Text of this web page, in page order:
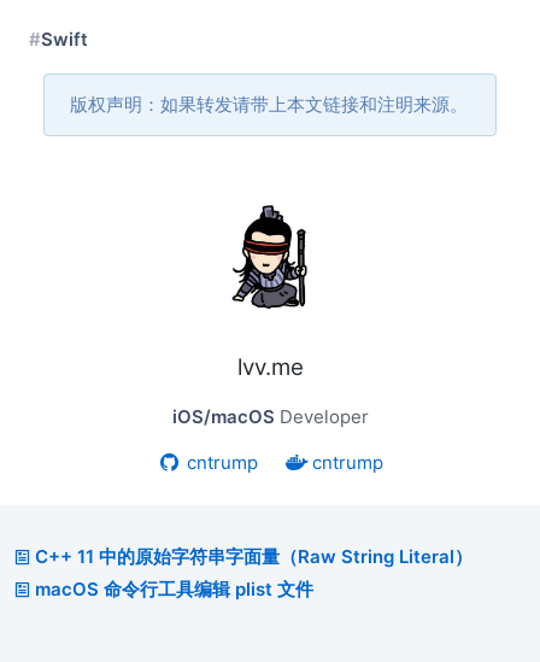
Swift
版权声明：如果转发请带上本文链接和注明来源。
lvv.me
iOS/macOS Developer
cntrump
cntrump
C++ 11 中的原始字符串字面量（Raw String Literal）
macOS 命令行工具编辑 plist 文件